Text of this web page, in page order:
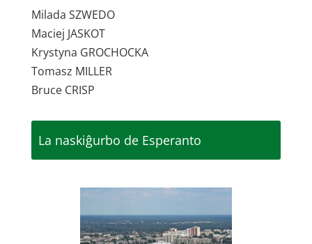
Milada SZWEDO
Maciej JASKOT
Krystyna GROCHOCKA
Tomasz MILLER
Bruce CRISP
La naskiĝurbo de Esperanto